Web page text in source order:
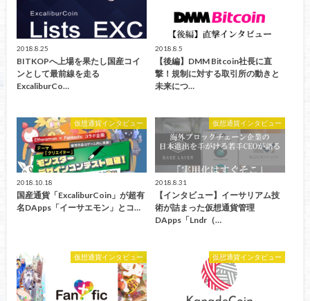
2018.8.25
BITKOPへ上場を果たし国産コイ
ンとして最前線を走る
ExcaliburCo…
2018.8.5
【後編】DMM Bitcoin社長に直
撃！規制に対する取引所の動きと
未来につ…
仮想通貨インタビュー
2018.10.18
国産通貨「ExcaliburCoin」が超有
名DApps「イーサエモン」とコ…
仮想通貨インタビュー
2018.8.31
【インタビュー】イーサリアム技
術が詰まった仮想通貨管理
DApps「Lndr（…
仮想通貨インタビュー 仮想通貨インタビュー